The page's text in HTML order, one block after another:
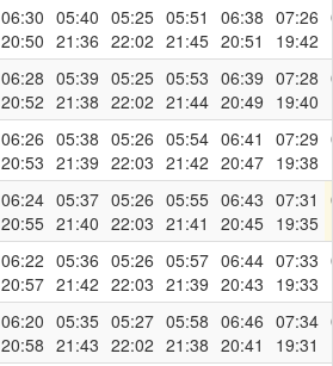
06:30
20:50
05:40
21:36
05:25
22:02
05:51
21:45
06:38
20:51
07:26
19:42
06:28
20:52
05:39
21:38
05:25
22:02
05:53
21:44
06:39
20:49
07:28
19:40
06:26
20:53
05:38
21:39
05:26
22:03
05:54
21:42
06:41
20:47
07:29
19:38
06:24
20:55
05:37
21:40
05:26
22:03
05:55
21:41
06:43
20:45
07:31
19:35
06:22
20:57
05:36
21:42
05:26
22:03
05:57
21:39
06:44
20:43
07:33
19:33
06:20
20:58
05:35
21:43
05:27
22:02
05:58
21:38
06:46
20:41
07:34
19:31